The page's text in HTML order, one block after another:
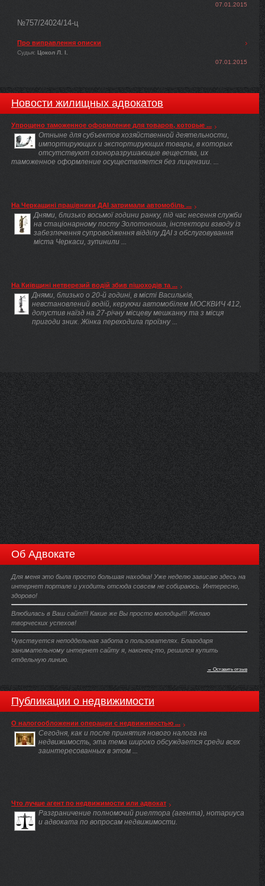
07.01.2015
№757/24024/14-ц
Про виправлення описки
Судья: Цокол Л. І.
07.01.2015
Новости жилищных адвокатов
Упрощено таможенное оформление для товаров, которые ...
Отныне для субъектов хозяйственной деятельности,
импортирующих и экспортирующих товары, в которых
отсутствуют озоноразрушающие вещества, их
таможенное оформление осуществляется без лицензии. ...
На Черкащині працівники ДАІ затримали автомобіль ...
Днями, близько восьмої години ранку, під час несення служби
на стаціонарному посту Золотоноша, інспектори взводу із
забезпечення супроводження відділу ДАІ з обслуговування
міста Черкаси, зупинили ...
На Київщині нетверезий водій збив пішоходів та ...
Днями, близько о 20-й годині, в місті Васильків,
невстановлений водій, керуючи автомобілем МОСКВИЧ 412,
допустив наїзд на 27-річну місцеву мешканку та з місця
пригоди зник. Жінка переходила проїзну ...
Об Адвокате
Для меня это была просто большая находка! Уже неделю зависаю здесь на
интернет портале и уходить отсюда совсем не собираюсь. Интересно,
здорово!
Влюбилась в Ваш сайт!!! Какие же Вы просто молодцы!!! Желаю
творческих успехов!
Чувствуется неподдельная забота о пользователях. Благодаря
занимательному интернет сайту я, наконец-то, решился купить
отдельную линию.
→ Оставить отзыв
Публикации о недвижимости
О налогообложении операции с недвижимостью ...
Сегодня, как и после принятия нового налога на
недвижимость, эта тема широко обсуждается среди всех
заинтересованных в этом ...
Что лучше агент по недвижимости или адвокат
Разграничение полномочий риелтора (агента), нотариуса
и адвоката по вопросам недвижимости.